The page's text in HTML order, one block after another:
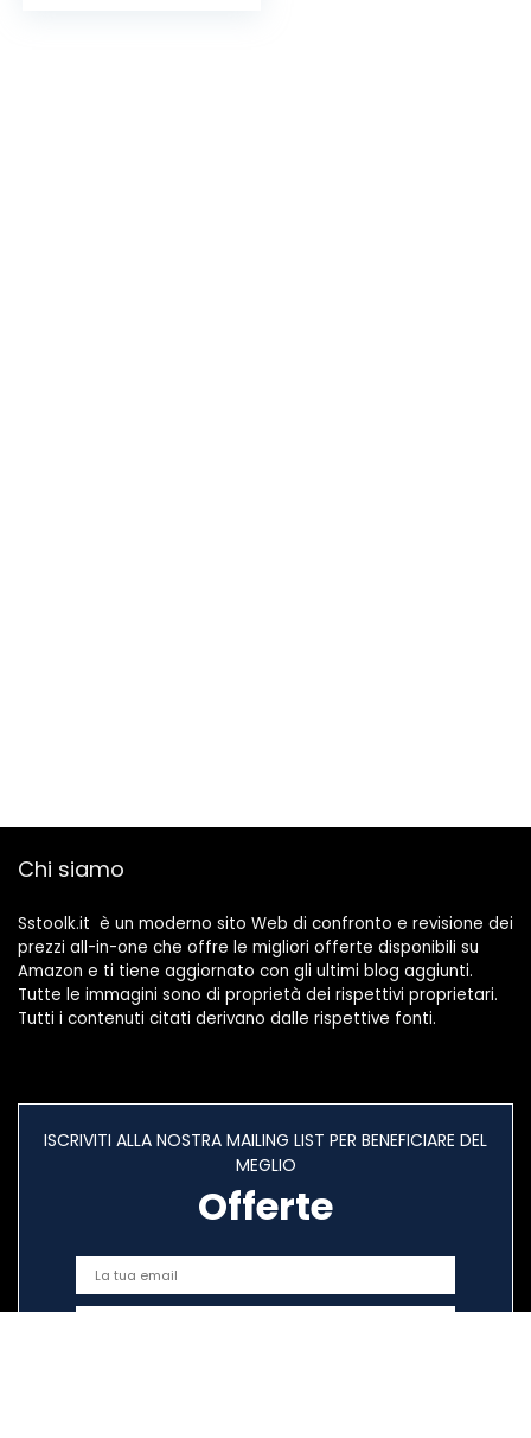
Chi siamo
Sstoolk.it è un moderno sito Web di confronto e revisione dei
prezzi all-in-one che offre le migliori offerte disponibili su
Amazon e ti tiene aggiornato con gli ultimi blog aggiunti.
Tutte le immagini sono di proprietà dei rispettivi proprietari.
Tutti i contenuti citati derivano dalle rispettive fonti.
ISCRIVITI ALLA NOSTRA MAILING LIST PER BENEFICIARE DEL
MEGLIO
Offerte